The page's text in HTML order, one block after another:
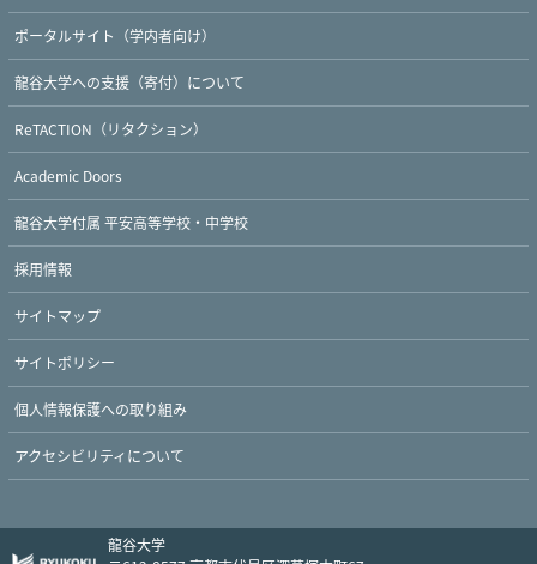
ポータルサイト（学内者向け）
龍谷大学への支援（寄付）について
ReTACTION（リタクション）
Academic Doors
龍谷大学付属 平安高等学校・中学校
採用情報
サイトマップ
サイトポリシー
個人情報保護への取り組み
アクセシビリティについて
龍谷大学